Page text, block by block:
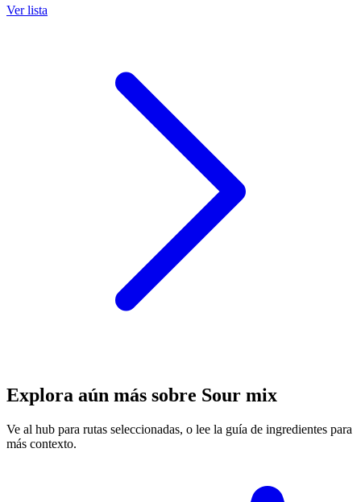
Ver lista
Explora aún más sobre Sour mix
Ve al hub para rutas seleccionadas, o lee la guía de ingredientes para
más contexto.